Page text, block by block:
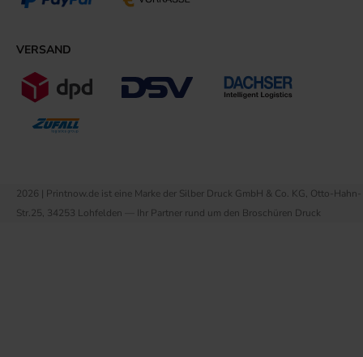
VERSAND
2026 | Printnow.de ist eine Marke der Silber Druck GmbH & Co. KG, Otto-Hahn-
Str.25, 34253 Lohfelden — Ihr Partner rund um den Broschüren Druck